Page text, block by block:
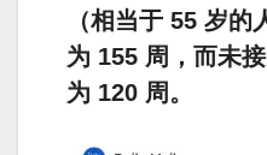
（相当于 55 岁的
为 155 周，而未
为 120 周。